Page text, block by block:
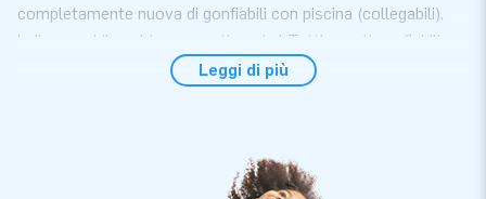
completamente nuova di gonfiabili con piscina (collegabili).
Indispensabile nel tuo assortimento! Tutti questi gonfiabili
sono dotati di un certificato per l’uso con acqua e anche con
Dimensioni senza piscina: 2,3 m x 3,6 m x 3,2m
Leggi di più